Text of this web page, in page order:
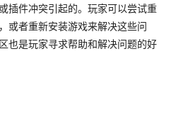
插件冲突引起的。玩家可以尝试重
或者重新安装游戏来解决这些问
也是玩家寻求帮助和解决问题的好